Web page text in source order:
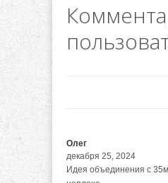
Олег
декабря 25, 2024
Идея объединения с